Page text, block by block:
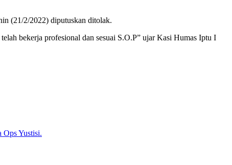
(21/2/2022) diputuskan ditolak.
bekerja profesional dan sesuai S.O.P” ujar Kasi Humas Iptu I
Ops Yustisi.